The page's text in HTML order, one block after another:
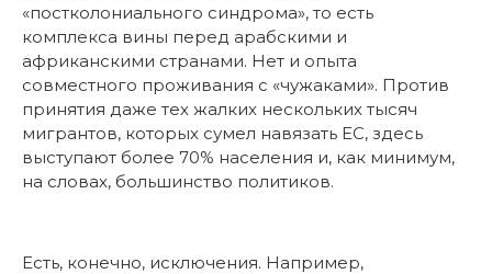
«постколониального синдрома», то есть
комплекса вины перед арабскими и
африканскими странами. Нет и опыта
совместного проживания с «чужаками». Против
принятия даже тех жалких нескольких тысяч
мигрантов, которых сумел навязать ЕС, здесь
выступают более 70% населения и, как минимум,
на словах, большинство политиков.
Есть, конечно, исключения. Например,